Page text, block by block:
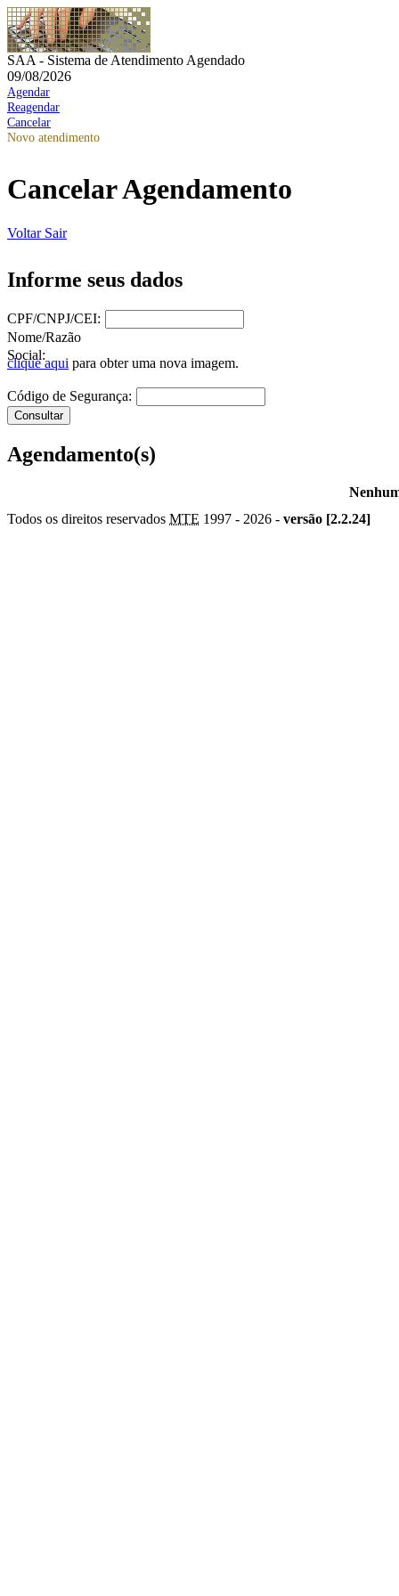
SAA - Sistema de Atendimento Agendado
09/08/2026
Agendar
Reagendar
Cancelar
Novo atendimento
Cancelar Agendamento
Voltar Sair
Informe seus dados
CPF/CNPJ/CEI:
Nome/Razão
Social:
clique aqui para obter uma nova imagem.
Código de Segurança:
Agendamento(s)
Todos os direitos reservados MTE 1997 - 2026 - versão [2.2.24]